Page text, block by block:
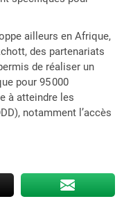
ailleurs en Afrique,
des partenariats
de réaliser un
pour 95 000
à atteindre les
notamment l’accès